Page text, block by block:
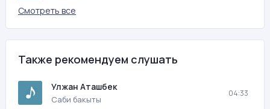
Смотреть все
Также рекомендуем слушать
Улжан Аташбек
Саби бакыты
04:33